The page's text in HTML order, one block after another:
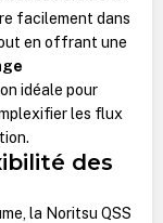
facilement dans
en offrant une
idéale pour
les flux
des
la Noritsu QSS